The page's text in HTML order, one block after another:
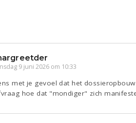
9 juni 2026 om 10:33
met je gevoel dat het
hoe dat "mondiger" zich